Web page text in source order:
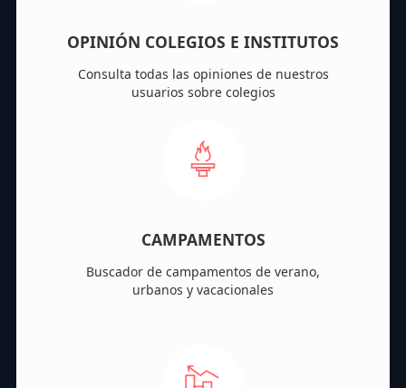
OPINIÓN COLEGIOS E INSTITUTOS
Consulta todas las opiniones de nuestros
usuarios sobre colegios
CAMPAMENTOS
Buscador de campamentos de verano,
urbanos y vacacionales